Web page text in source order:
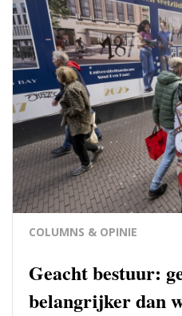
COLUMNS & OPINIE
Geacht bestuur:
belangrijker dan